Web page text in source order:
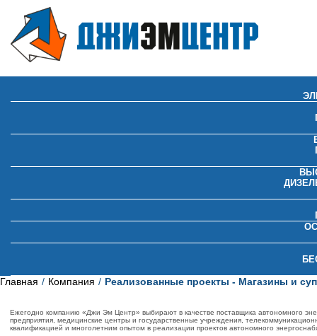
Главная Компания Реализованные проекты - Магазины и
Ежегодно компанию «Джи Эм Центр» выбирают в качестве поставщика автономного
предприятия, медицинские центры и государственные учреждения,
квалификацией и многолетним опытом в реализации проектов автономного